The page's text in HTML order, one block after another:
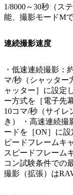
1/8000～30秒（ス
能、撮影モードM
連続撮影速度
・低速連続撮影：
マ/秒（シャッター
ャッター］に設定
ー方式を［電子先
10コマ/秒（サイレ
き） ・高速連続撮
ードを［ON］に
ピードフレームキ
スピードフレーム
コン試験条件での
撮影（拡張）は